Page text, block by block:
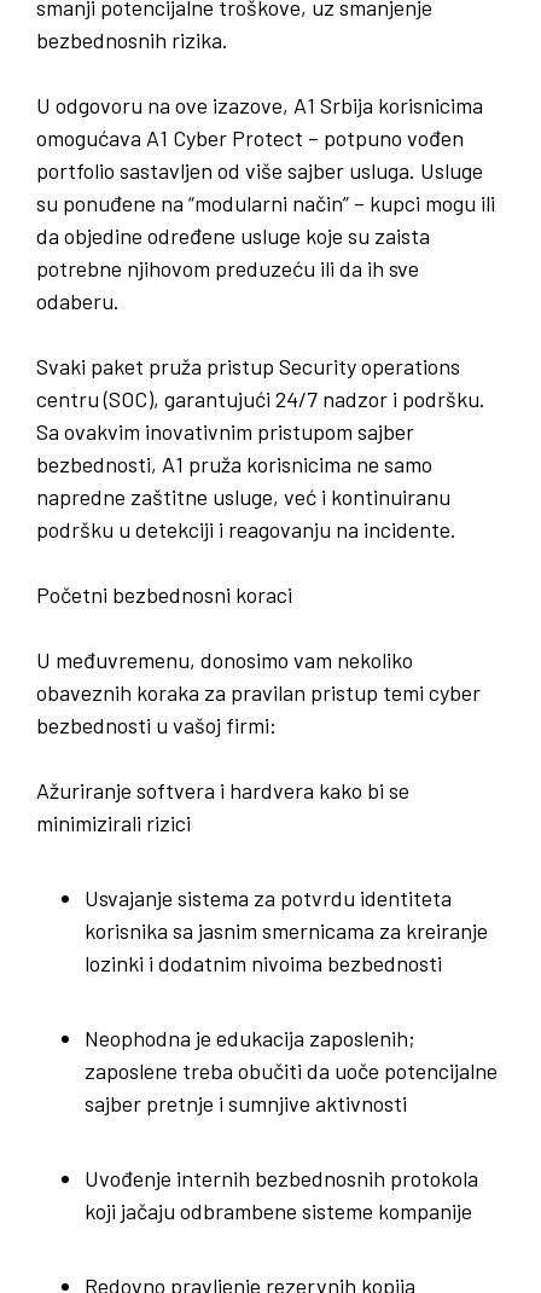
smanji potencijalne troškove, uz smanjenje
bezbednosnih rizika.
U odgovoru na ove izazove, A1 Srbija korisnicima
omogućava A1 Cyber Protect – potpuno vođen
portfolio sastavljen od više sajber usluga. Usluge
su ponuđene na “modularni način” – kupci mogu ili
da objedine određene usluge koje su zaista
potrebne njihovom preduzeću ili da ih sve
odaberu.
Svaki paket pruža pristup Security operations
centru (SOC), garantujući 24/7 nadzor i podršku.
Sa ovakvim inovativnim pristupom sajber
bezbednosti, A1 pruža korisnicima ne samo
napredne zaštitne usluge, već i kontinuiranu
podršku u detekciji i reagovanju na incidente.
Početni bezbednosni koraci
U međuvremenu, donosimo vam nekoliko
obaveznih koraka za pravilan pristup temi cyber
bezbednosti u vašoj firmi:
Ažuriranje softvera i hardvera kako bi se
minimizirali rizici
Usvajanje sistema za potvrdu identiteta
korisnika sa jasnim smernicama za kreiranje
lozinki i dodatnim nivoima bezbednosti
Neophodna je edukacija zaposlenih;
zaposlene treba obučiti da uoče potencijalne
sajber pretnje i sumnjive aktivnosti
Uvođenje internih bezbednosnih protokola
koji jačaju odbrambene sisteme kompanije
Redovno pravljenje rezervnih kopija